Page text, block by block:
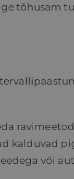
tõhusam
kalduvad
või